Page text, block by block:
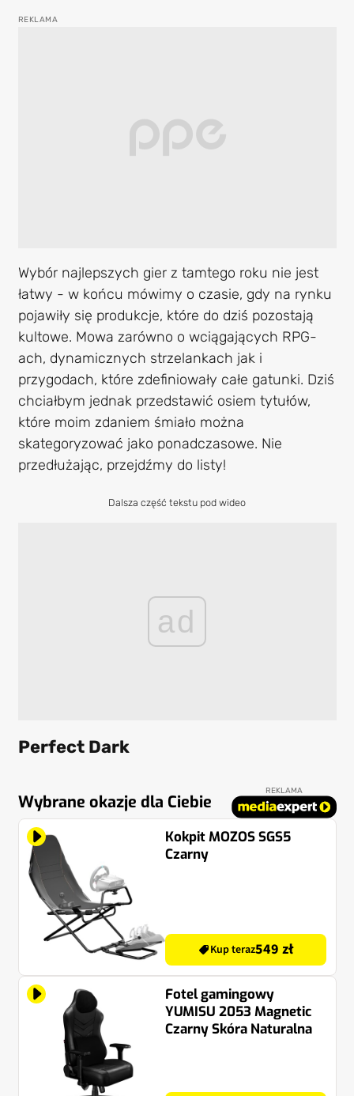
Wybór najlepszych gier z tamtego roku nie jest
łatwy - w końcu mówimy o czasie, gdy na rynku
pojawiły się produkcje, które do dziś pozostają
kultowe. Mowa zarówno o wciągających RPG-
ach, dynamicznych strzelankach jak i
przygodach, które zdefiniowały całe gatunki. Dziś
chciałbym jednak przedstawić osiem tytułów,
które moim zdaniem śmiało można
skategoryzować jako ponadczasowe. Nie
przedłużając, przejdźmy do listy!
Dalsza część tekstu pod wideo
ad
Perfect Dark
Wybrane okazje dla Ciebie
REKLAMA
Kokpit MOZOS SGS5
Czarny
Kup teraz549 zł
Fotel gamingowy
YUMISU 2053 Magnetic
Czarny Skóra Naturalna